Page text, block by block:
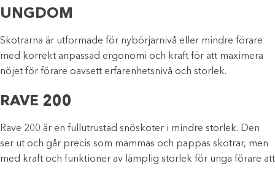
UNGDOM
Skotrarna är utformade för nybörjarnivå eller mindre förare
med korrekt anpassad ergonomi och kraft för att maximera
nöjet för förare oavsett erfarenhetsnivå och storlek.
RAVE 200
Rave 200 är en fullutrustad snöskoter i mindre storlek. Den
ser ut och går precis som mammas och pappas skotrar, men
med kraft och funktioner av lämplig storlek för unga förare att